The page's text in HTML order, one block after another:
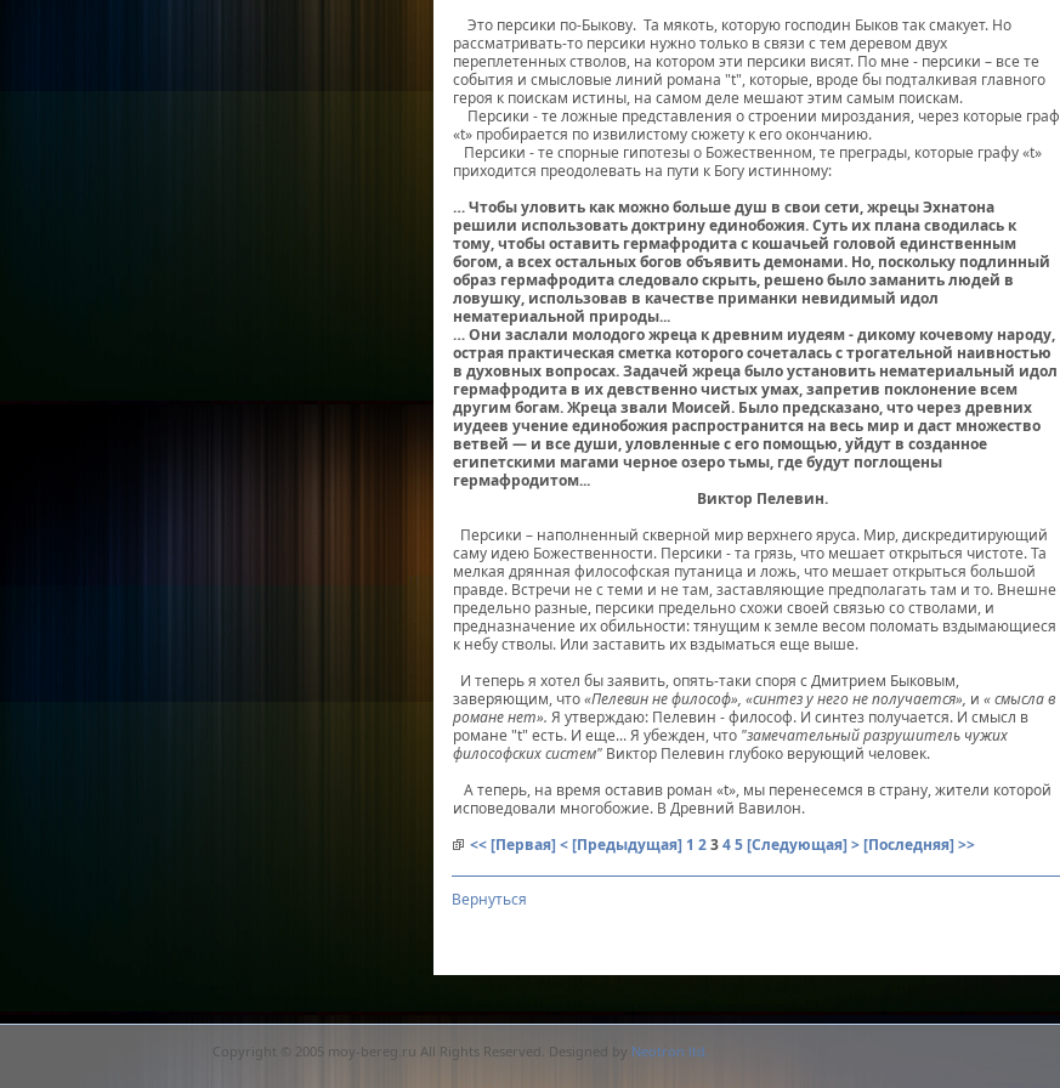
Это персики по-Быкову. Та мякоть, которую господин Быков так смакует. Но
рассматривать-то персики нужно только в связи с тем деревом двух
переплетенных стволов, на котором эти персики висят. По мне - персики – все те
события и смысловые линий романа "t", которые, вроде бы подталкивая главного
героя к поискам истины, на самом деле мешают этим самым поискам.
Персики - те ложные представления о строении мироздания, через которые граф
«t» пробирается по извилистому сюжету к его окончанию.
Персики - те спорные гипотезы о Божественном, те преграды, которые графу «t»
приходится преодолевать на пути к Богу истинному:
… Чтобы уловить как можно больше душ в свои сети, жрецы Эхнатона
решили использовать доктрину единобожия. Суть их плана сводилась к
тому, чтобы оставить гермафродита с кошачьей головой единственным
богом, а всех остальных богов объявить демонами. Но, поскольку подлинный
образ гермафродита следовало скрыть, решено было заманить людей в
ловушку, использовав в качестве приманки невидимый идол
нематериальной природы...
… Они заслали молодого жреца к древним иудеям - дикому кочевому народу,
острая практическая сметка которого сочеталась с трогательной наивностью
в духовных вопросах. Задачей жреца было установить нематериальный идол
гермафродита в их девственно чистых умах, запретив поклонение всем
другим богам. Жреца звали Моисей. Было предсказано, что через древних
иудеев учение единобожия распространится на весь мир и даст множество
ветвей — и все души, уловленные с его помощью, уйдут в созданное
египетскими магами черное озеро тьмы, где будут поглощены
гермафродитом...
Виктор Пелевин.
Персики – наполненный скверной мир верхнего яруса. Мир, дискредитирующий
саму идею Божественности. Персики - та грязь, что мешает открыться чистоте. Та
мелкая дрянная философская путаница и ложь, что мешает открыться большой
правде. Встречи не с теми и не там, заставляющие предполагать там и то. Внешне
предельно разные, персики предельно схожи своей связью со стволами, и
предназначение их обильности: тянущим к земле весом поломать вздымающиеся
к небу стволы. Или заставить их вздыматься еще выше.
И теперь я хотел бы заявить, опять-таки споря с Дмитрием Быковым,
заверяющим, что«Пелевин не философ», «синтез унего не получается», и« смысла в
романе нет».Я утверждаю: Пелевин - философ. И синтез получается. И смысл в
романе "t" есть. И еще... Я убежден, что "замечательный разрушитель чужих
философских систем" Виктор Пелевин глубоко верующий человек.
А теперь, на время оставив роман «t», мы перенесемся в страну, жители которой
исповедовали многобожие. В Древний Вавилон.
<< [Первая] < [Предыдущая] 1 2 3 4 5 [Следующая] > [Последняя] >>
Вернуться
Copyright © 2005 moy-bereg.ru All Rights Reserved. Designed by Neotron ltd.